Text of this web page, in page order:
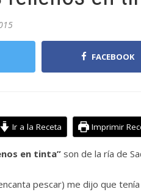
FACEBOOK
Ir a la Receta Imprimir
en tinta” son de la ría de
pescar) me dijo que